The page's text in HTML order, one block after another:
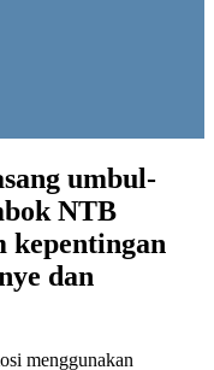
umbul-
NTB
kepentingan
dan
menggunakan